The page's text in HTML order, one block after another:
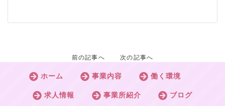
前の記事へ 次の記事へ
ホーム 事業内容 働く環境
求人情報 事業所紹介 ブログ